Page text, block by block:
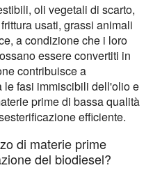
oli vegetali di scarto,
usati, grassi animali
a condizione che i loro
essere convertiti in
contribuisce a
le fasi immiscibili dell'olio e
prime di bassa qualità
efficiente.
di materie prime
del biodiesel?